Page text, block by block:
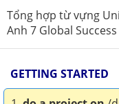
Tổng hợp từ vựng
Anh 7 Global Success
GETTING STARTED